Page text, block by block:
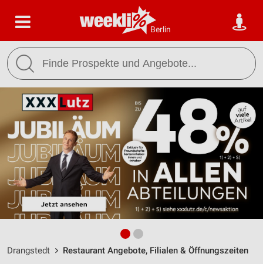
Berlin
Drangstedt Restaurant Angebote, Filialen & Öffnungszeiten